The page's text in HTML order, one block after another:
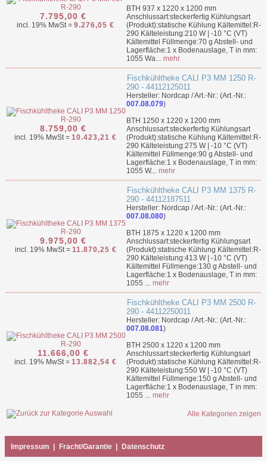
7.795,00 €
incl. 19% MwSt = 9.276,05 €
BTH 937 x 1220 x 1200 mm
Anschlussart:steckerfertig Kühlungsart
(Produkt):statische Kühlung Kältemittel:R-
290 Kälteleistung:210 W | -10 °C (VT)
Kältemittel Füllmenge:70 g Abstell- und
Lagerfläche:1 x Bodenauslage, T in mm:
1055 Wa... mehr
8.759,00 €
incl. 19% MwSt = 10.423,21 €
Fischkühltheke CALI P3 MM 1250 R-
290 - 44112125011
Hersteller: Nordcap / Art.-Nr.: (Art.-Nr.:
007.08.079)
BTH 1250 x 1220 x 1200 mm
Anschlussart:steckerfertig Kühlungsart
(Produkt):statische Kühlung Kältemittel:R-
290 Kälteleistung:275 W | -10 °C (VT)
Kältemittel Füllmenge:90 g Abstell- und
Lagerfläche:1 x Bodenauslage, T in mm:
1055 W... mehr
9.975,00 €
incl. 19% MwSt = 11.870,25 €
Fischkühltheke CALI P3 MM 1375 R-
290 - 44112187511
Hersteller: Nordcap / Art.-Nr.: (Art.-Nr.:
007.08.080)
BTH 1875 x 1220 x 1200 mm
Anschlussart:steckerfertig Kühlungsart
(Produkt):statische Kühlung Kältemittel:R-
290 Kälteleistung:413 W | -10 °C (VT)
Kältemittel Füllmenge:130 g Abstell- und
Lagerfläche:1 x Bodenauslage, T in mm:
1055 ... mehr
11.666,00 €
incl. 19% MwSt = 13.882,54 €
Fischkühltheke CALI P3 MM 2500 R-
290 - 44112250011
Hersteller: Nordcap / Art.-Nr.: (Art.-Nr.:
007.08.081)
BTH 2500 x 1220 x 1200 mm
Anschlussart:steckerfertig Kühlungsart
(Produkt):statische Kühlung Kältemittel:R-
290 Kälteleistung:550 W | -10 °C (VT)
Kältemittel Füllmenge:150 g Abstell- und
Lagerfläche:1 x Bodenauslage, T in mm:
1055 ... mehr
Alle Kategorien zeigen
Impressum Fracht/Garantie Datenschutz